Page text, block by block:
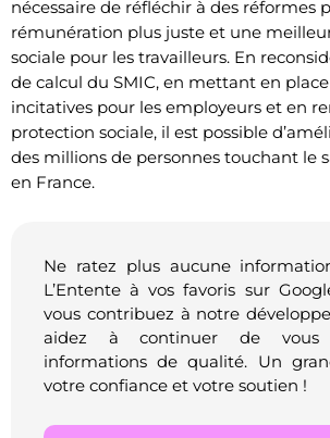
nécessaire de réfléchir à des réformes
rémunération plus juste et une
sociale pour les travailleurs. En
de calcul du SMIC, en mettant en
incitatives pour les employeurs et en
protection sociale, il est possible
des millions de personnes touchant le
en France.
Ne ratez plus aucune
L’Entente à vos favoris sur
vous contribuez à notre
aidez à continuer de vous
informations de qualité. Un
votre confiance et votre soutien !